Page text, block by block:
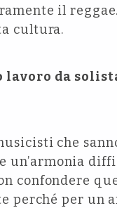
il
cultura.
lavoro da
che
un’armonia
confondere
perché per un